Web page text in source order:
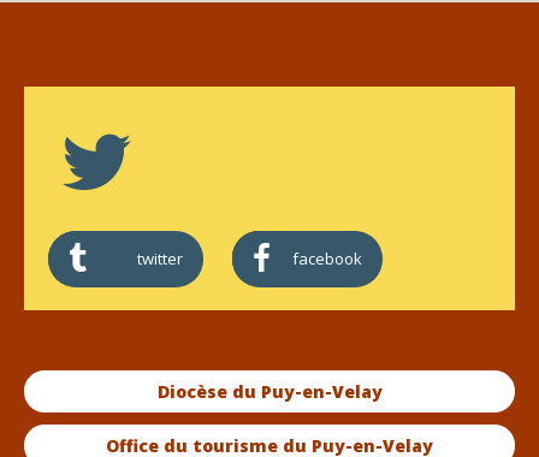
twitter facebook
Diocèse du Puy-en-Velay
Office du tourisme du Puy-en-Velay